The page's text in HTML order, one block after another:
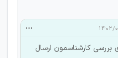
بررسی کارشناسمون ارسال